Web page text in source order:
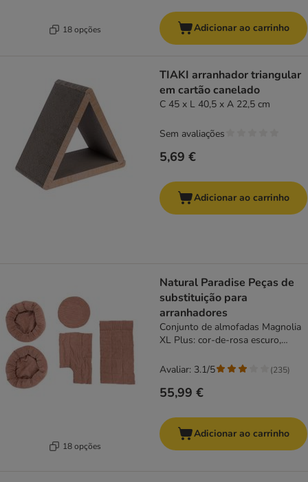
18 opções Adicionar ao carrinho
TIAKI arranhador triangular
em cartão canelado
C 45 x L 40,5 x A 22,5 cm
5,69 €
Sem avaliações
Adicionar ao carrinho
18 opções
Natural Paradise Peças de
substituição para
arranhadores
Conjunto de almofadas Magnolia
XL Plus: cor-de-rosa escuro,
55,99 €
Avaliar: 3.1/5 (235)
Adicionar ao carrinho